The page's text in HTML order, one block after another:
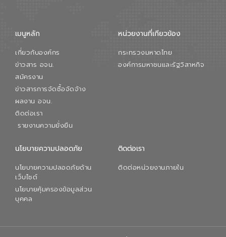
เมนูหลัก
เกี่ยวกับองค์กร
ข่าวสาร อจน.
สมัครงาน
ข่าวสารการจัดซื้อจัดจ้าง
ผลงาน อจน.
ติดต่อเรา
รายงานความยั่งยืน
หน่วยงานที่เกียวข้อง
กระทรวงมหาดไทย
องค์การมหาชนและรัฐวิสาหกิจ
นโยบายความปลอดภัย
นโยบายความปลอดภัยด้าน
เว็บไซต์
นโยบายคุ้มครองข้อมูลส่วน
บุคคล
ติดต่อเรา
ติดต่อหน่วยงานภายใน